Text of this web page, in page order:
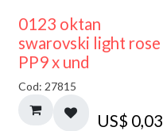
0123 oktan
swarovski light rose
PP9 x und
Cod: 27815
US$ 0,03